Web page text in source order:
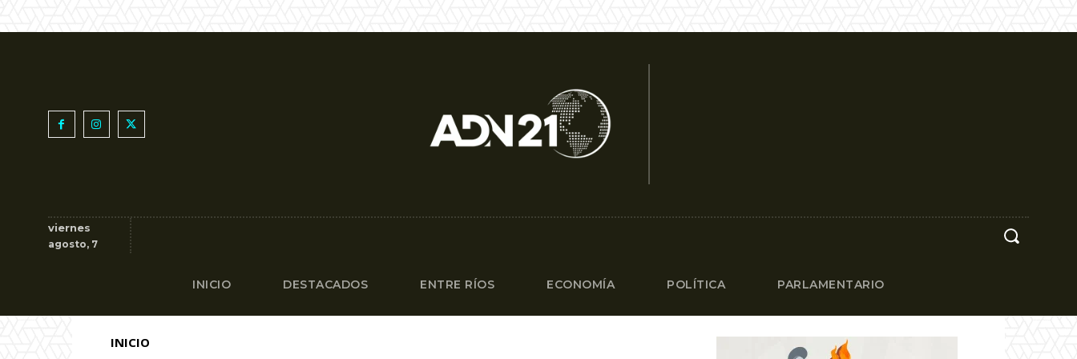
viernes
agosto, 7
INICIO DESTACADOS ENTRE RÍOS ECONOMÍA POLÍTICA PARLAMENTARIO
INICIO